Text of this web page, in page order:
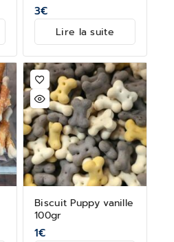
3€
Lire la suite
Biscuit Puppy vanille
100gr
1€